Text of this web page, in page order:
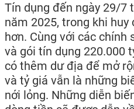
Tín dụng đến ngày 29/7
năm 2025, trong khi
hơn. Cùng với các chính
và gói tín dụng 220.000
có thêm dư địa để mở
và tỷ giá vẫn là những
nới lỏng. Những diễn